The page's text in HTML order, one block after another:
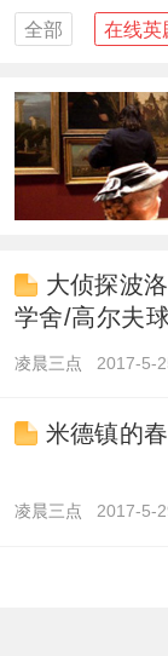
全部 在线英
大侦探波
学舍/高尔夫
证人
凌晨三点 2017-5-
米德镇的
凌晨三点 2017-5-